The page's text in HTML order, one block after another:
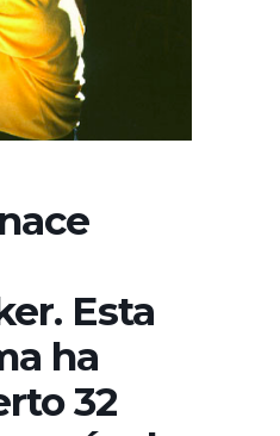
Esta
ha
32